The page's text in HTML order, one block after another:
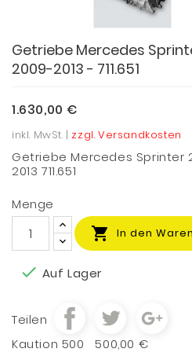
Getriebe Mercedes
2009-2013 - 711.651
1.630,00 €
inkl. MwSt. | zzgl. Versandkosten
Getriebe Mercedes Sprinter
2013 711.651
Menge
 In den
 Auf Lager
Teilen
Kaution 500
500,00 €